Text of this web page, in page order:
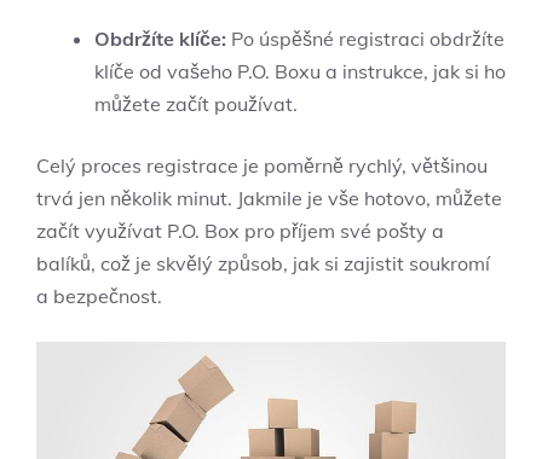
Obdržíte klíče: Po úspěšné registraci obdržíte
klíče od vašeho P.O. Boxu a instrukce, jak si ho
můžete začít používat.
Celý proces registrace je poměrně rychlý, většinou
trvá jen několik minut. Jakmile je vše hotovo, můžete
začít využívat P.O. Box pro příjem své pošty a
balíků, což je skvělý způsob, jak si zajistit soukromí
a bezpečnost.